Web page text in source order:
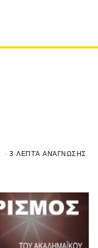
3 ΛΕΠΤΆ ΑΝΆΓΝΩΣΗΣ